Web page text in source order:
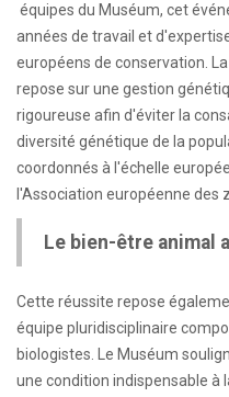
équipes du Muséum, cet
années de travail et
européens de conservation.
repose sur une gestion
rigoureuse afin d'éviter la
diversité génétique de la
coordonnés à l'échelle
l'Association européenne des
Le bien-être
Cette réussite repose
équipe pluridisciplinaire
biologistes. Le Muséum
une condition indispensable à